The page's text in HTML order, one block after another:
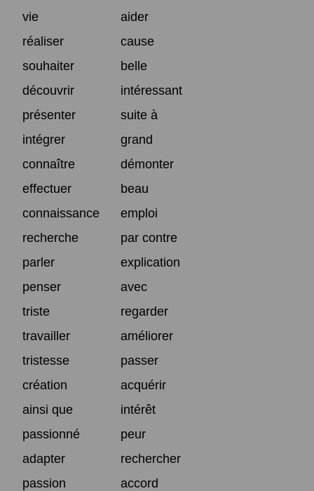
vie
aider
réaliser
cause
souhaiter
belle
découvrir
intéressant
présenter
suite à
intégrer
grand
connaître
démonter
effectuer
beau
connaissance
emploi
recherche
par contre
parler
explication
penser
avec
triste
regarder
travailler
améliorer
tristesse
passer
création
acquérir
ainsi que
intérêt
passionné
peur
adapter
rechercher
passion
accord